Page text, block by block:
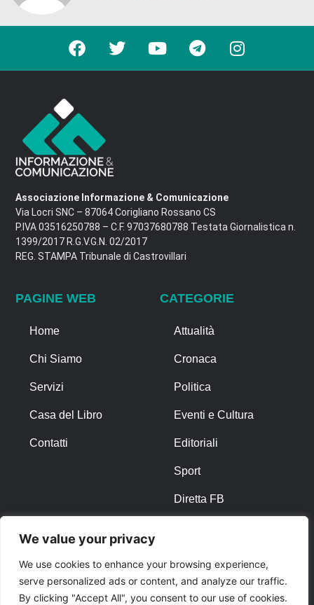
We value your privacy
We use cookies to enhance your browsing experience,
serve personalized ads or content, and analyze our traffic.
By clicking "Accept All", you consent to our use of cookies.
Associazione Informazione & Comunicazione
Via Locri SNC – 87064 Corigliano Rossano CS
P.IVA 03516250788 – C.F. 97037680788 Testata Giornalistica n.
1399/2017 R.G.V.G.N. 02/2017
REG. STAMPA Tribunale di Castrovillari
PAGINE WEB
Home
Chi Siamo
Servizi
Casa del Libro
Contatti
CATEGORIE
Attualità
Cronaca
Politica
Eventi e Cultura
Editoriali
Sport
Diretta FB
ALTRO
Note Legali